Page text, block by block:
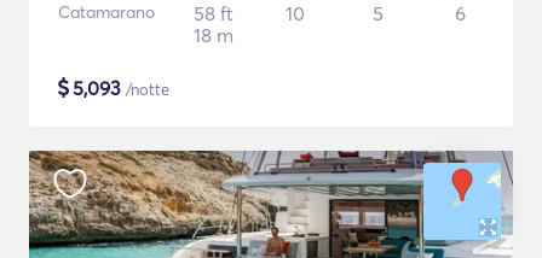
Catamarano
58 ft
18 m
10 5 6
$5,093 /notte